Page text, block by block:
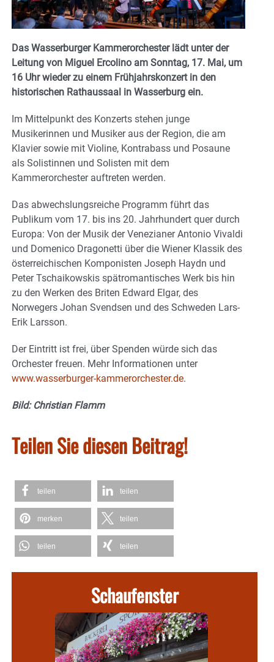
Das Wasserburger Kammerorchester lädt unter der
Leitung von Miguel Ercolino am Sonntag, 17. Mai, um
16 Uhr wieder zu einem Frühjahrskonzert in den
historischen Rathaussaal in Wasserburg ein.
Im Mittelpunkt des Konzerts stehen junge
Musikerinnen und Musiker aus der Region, die am
Klavier sowie mit Violine, Kontrabass und Posaune
als Solistinnen und Solisten mit dem
Kammerorchester auftreten werden.
Das abwechslungsreiche Programm führt das
Publikum vom 17. bis ins 20. Jahrhundert quer durch
Europa: Von der Musik der Venezianer Antonio Vivaldi
und Domenico Dragonetti über die Wiener Klassik des
österreichischen Komponisten Joseph Haydn und
Peter Tschaikowskis spätromantisches Werk bis hin
zu den Werken des Briten Edward Elgar, des
Norwegers Johan Svendsen und des Schweden Lars-
Erik Larsson.
Der Eintritt ist frei, über Spenden würde sich das
Orchester freuen. Mehr Informationen unter
www.wasserburger-kammerorchester.de.
Bild: Christian Flamm
Teilen Sie diesen Beitrag!
teilen teilen
merken teilen
teilen teilen
Schaufenster